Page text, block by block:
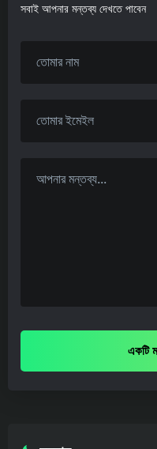
সবাই আপনার মন্তব্য দেখতে পাবেন
একটি